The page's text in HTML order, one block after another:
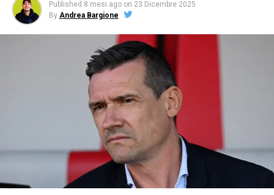
Published 8 mesi ago on 23 Dicembre 2025
By Andrea Bargione